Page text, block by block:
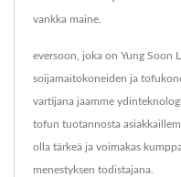
vankka maine.
eversoon, joka on Yung Soon
soijamaitokoneiden ja
vartijana jaamme
tofun tuotannosta
olla tärkeä ja voimakas
menestyksen todistajana.